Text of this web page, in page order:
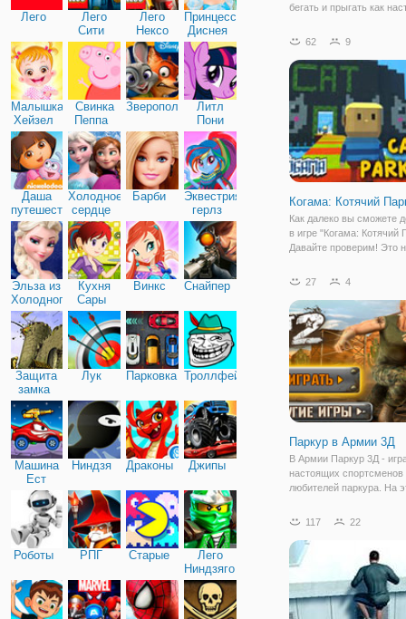
Лего
Лего
Сити
Лего
Нексо
Найтс
Принцессы
Диснея
Малышка
Хейзел
Свинка
Пеппа
Зверополис
Литл
Пони
Дружба
Даша
путешественница
Холодное
сердце
Барби
Эквестрия
герлз
Эльза из
Холодного
сердца
Кухня
Сары
Винкс Снайпер
Защита
замка
Лук Парковка Троллфейс
Машина
Ест
Машину
Ниндзя Драконы Джипы
Роботы РПГ Старые
Лего
Ниндзяго
бегать и прыгать как
команды, каждая из
команда имеет свою
62 9
Когама: Котячий
Как далеко вы сможете
в игре "Когама: Котячий
Давайте проверим! Это
настоящие
заниматься паркуром на
территории кошек,
27 4
Паркур в Армии 3Д
В Армии Паркур 3Д -
настоящих спортсменов
любителей паркура. На
солдатом, который
огромная территория для
тренировок и
117 22